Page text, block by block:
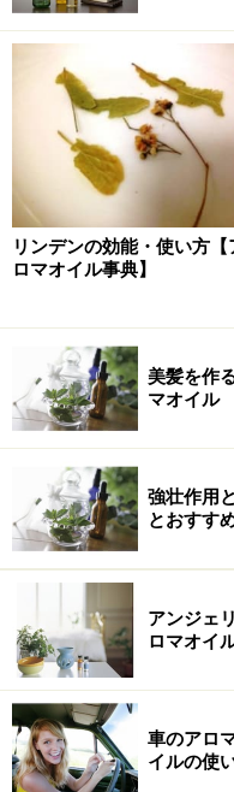
■からだを温めるエッセ
スィートマジョラム……
るといわれます。睡眠
オレンジスィート
……
前向きにする香り。
このエッセンシャルオ
くかき混ぜて入浴しま
りも少し複雑になって
ィートマジョラム2滴
ド。
からだをしっかり温め
を増すためのマッサー
塗るだけでなく、効果
Step2 ハンドク
ートメントの方法
（１）まずは、ウォーミ
両手を組みます。
ぎゅっと力を入れて握
リンデンの効能・使い方【
ロマオイル事典】
美髪を作
マオイル
強壮作用
とおすす
アンジェ
ロマオイ
車のアロ
イルの使